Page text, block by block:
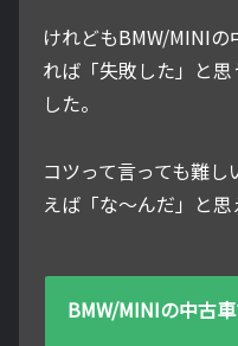
けれどもBMW/MINI
れば「失敗した」と
した。
コツって言っても難
えば「な～んだ」と
BMW/MINIの中古